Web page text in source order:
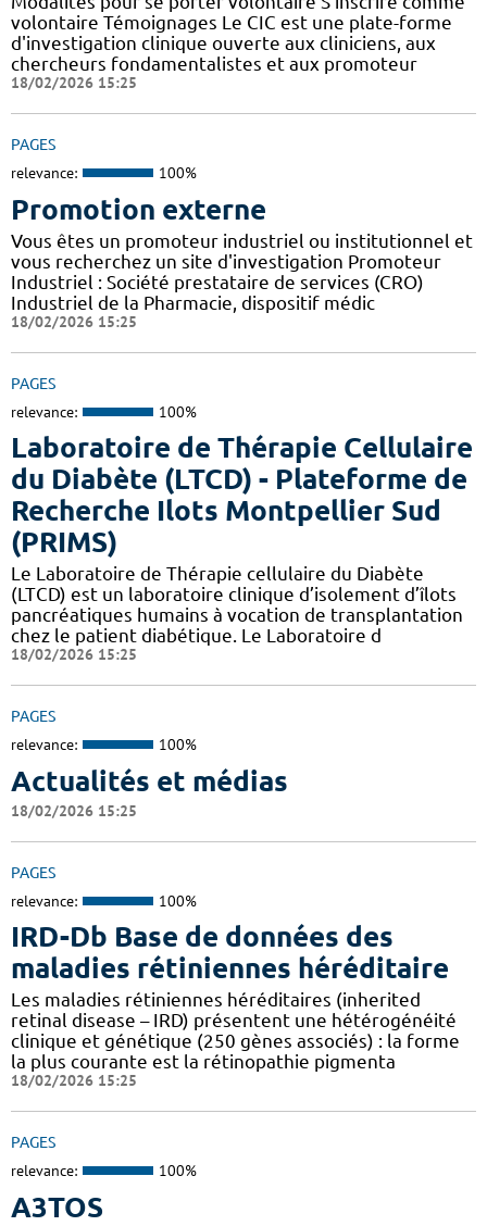
volontaire Témoignages Le CIC est une plate-forme
d'investigation clinique ouverte aux cliniciens, aux
chercheurs fondamentalistes et aux promoteur
18/02/2026 15:25
PAGES
relevance: 100%
Promotion externe
Vous êtes un promoteur industriel ou institutionnel et
vous recherchez un site d'investigation Promoteur
Industriel : Société prestataire de services (CRO)
Industriel de la Pharmacie, dispositif médic
18/02/2026 15:25
PAGES
relevance: 100%
Laboratoire de Thérapie Cellulaire
du Diabète (LTCD) - Plateforme de
Recherche Ilots Montpellier Sud
(PRIMS)
Le Laboratoire de Thérapie cellulaire du Diabète
(LTCD) est un laboratoire clinique d’isolement d’îlots
pancréatiques humains à vocation de transplantation
chez le patient diabétique. Le Laboratoire d
18/02/2026 15:25
PAGES
relevance: 100%
Actualités et médias
18/02/2026 15:25
PAGES
relevance: 100%
IRD-Db Base de données des
maladies rétiniennes héréditaire
Les maladies rétiniennes héréditaires (inherited
retinal disease – IRD) présentent une hétérogénéité
clinique et génétique (250 gènes associés) : la forme
la plus courante est la rétinopathie pigmenta
18/02/2026 15:25
PAGES
relevance: 100%
A3TOS